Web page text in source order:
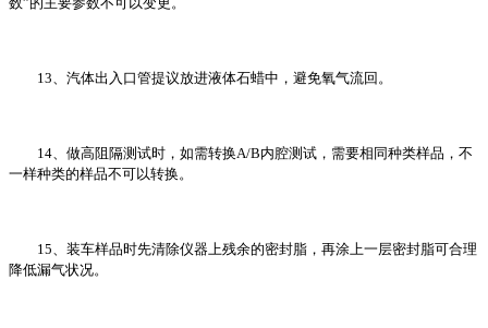
13、汽体出入口管提议放进液体石蜡中，避免氧气流回。
14、做高阻隔测试时，如需转换A/B内腔测试，需要相同种类样品，不
一样种类的样品不可以转换。
15、装车样品时先清除仪器上残余的密封脂，再涂上一层密封脂可合理
降低漏气状况。